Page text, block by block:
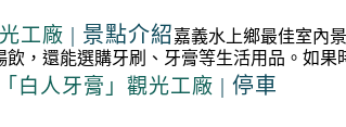
工廠 | 景點介紹嘉義水上鄉最佳室內
飲，還能選購牙刷、牙膏等生活用品。如
「白人牙膏」觀光工廠 | 停車